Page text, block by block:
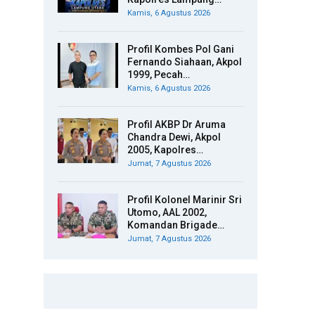
Kamis, 6 Agustus 2026
Profil Kombes Pol Gani
Fernando Siahaan, Akpol
1999, Pecah…
Kamis, 6 Agustus 2026
Profil AKBP Dr Aruma
Chandra Dewi, Akpol
2005, Kapolres…
Jumat, 7 Agustus 2026
Profil Kolonel Marinir Sri
Utomo, AAL 2002,
Komandan Brigade…
Jumat, 7 Agustus 2026